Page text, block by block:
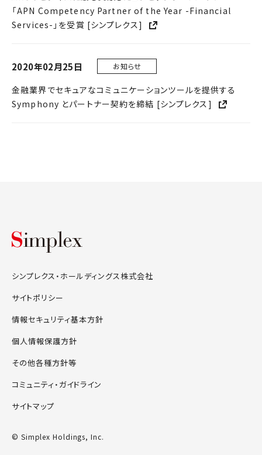
「APN Competency Partner of the Year -Financial
Services-」を受賞 [シンプレクス]
2020年02月25日 お知らせ
金融業界でセキュアなコミュニケーションツールを提供する
Symphony とパートナー契約を締結 [シンプレクス]
シンプレクス・ホールディングス株式会社
サイトポリシー
情報セキュリティ基本方針
個人情報保護方針
その他各種方針等
コミュニティ・ガイドライン
サイトマップ
© Simplex Holdings, Inc.